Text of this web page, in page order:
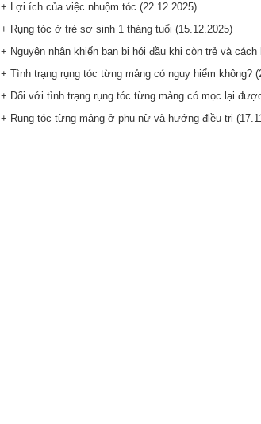
+ Lợi ích của việc nhuộm tóc (22.12.2025)
+ Rụng tóc ở trẻ sơ sinh 1 tháng tuổi (15.12.2025)
+ Nguyên nhân khiến bạn bị hói đầu khi còn trẻ và
+ Tình trạng rụng tóc từng mảng có nguy hiểm không?
+ Đối với tình trạng rụng tóc từng mảng có mọc lại
+ Rụng tóc từng mảng ở phụ nữ và hướng điều trị